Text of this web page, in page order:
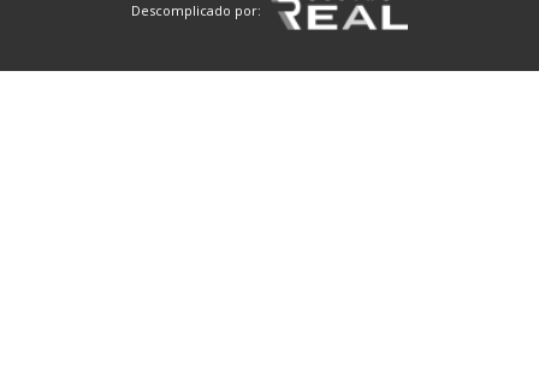
Descomplicado por: